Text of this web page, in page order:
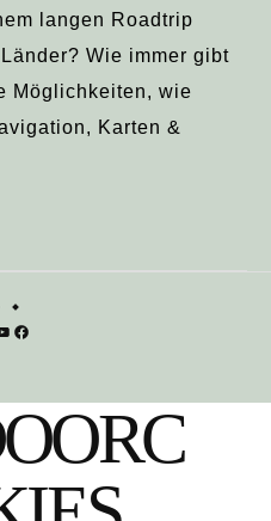
langen Roadtrip
Wie immer gibt
Möglichkeiten, wie
Karten &
Facebook